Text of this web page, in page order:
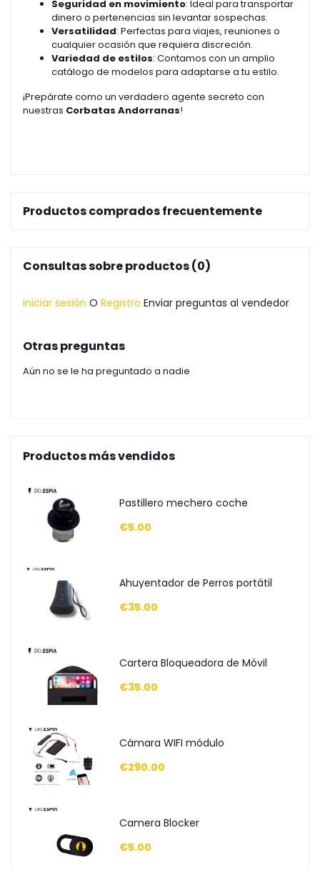
Seguridad en movimiento: Ideal para transportar
dinero o pertenencias sin levantar sospechas.
Versatilidad: Perfectas para viajes, reuniones o
cualquier ocasión que requiera discreción.
Variedad de estilos: Contamos con un amplio
catálogo de modelos para adaptarse a tu estilo.
¡Prepárate como un verdadero agente secreto con
nuestras Corbatas Andorranas!
Productos comprados frecuentemente
Consultas sobre productos (0)
Iniciar sesión O Registro Enviar preguntas al vendedor
Otras preguntas
Aún no se le ha preguntado a nadie
Productos más vendidos
Pastillero mechero coche
€5.00
Ahuyentador de Perros portátil
€35.00
Cartera Bloqueadora de Móvil
€35.00
Cámara WIFI módulo
€290.00
Camera Blocker
€5.00